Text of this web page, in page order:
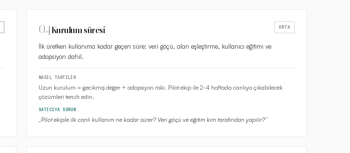
04Kurulum süresi ORTA
İlk üretken kullanıma kadar geçen süre: veri göçü, alan eşleştirme, kullanıcı eğitimi ve
adopsiyon dahil.
NASIL TARTILIR
Uzun kurulum = gecikmiş değer + adopsiyon riski. Pilot ekip ile 2-4 haftada canlıya çıkabilecek
çözümleri tercih edin.
SATICIYA SORUN
Pilot ekiple ilk canlı kullanım ne kadar sürer? Veri göçü ve eğitim kim tarafından yapılır?”